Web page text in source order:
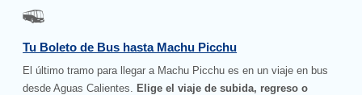
Tu Boleto de Bus hasta Machu Picchu
El último tramo para llegar a Machu Picchu es en un viaje en bus
desde Aguas Calientes.
Elige el viaje de subida, regreso o